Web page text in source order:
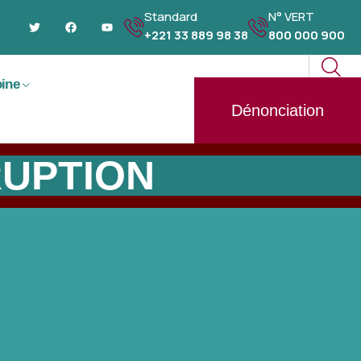
Standard
+221 33 889 98 38
N° VERT
800 000 900
Dénonciation